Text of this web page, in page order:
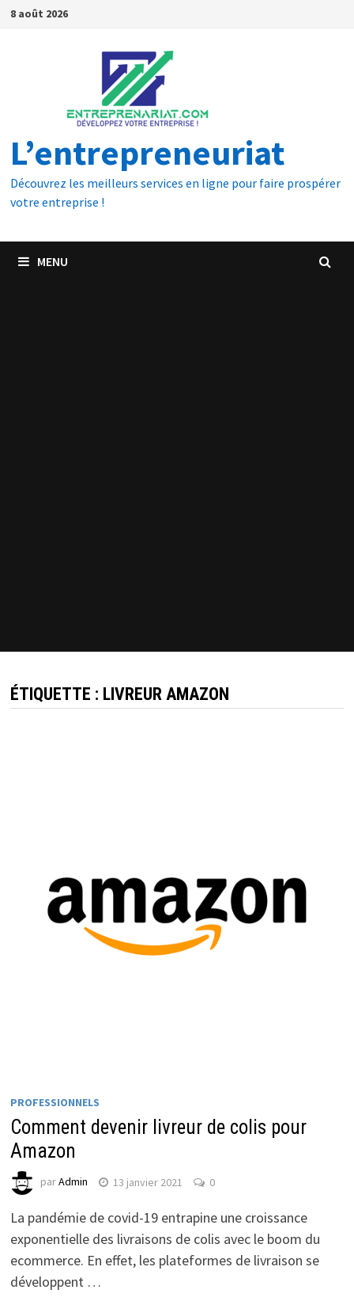
8 août 2026
L’entrepreneuriat
Découvrez les meilleurs services en ligne pour faire prospérer
votre entreprise !
MENU
ÉTIQUETTE : LIVREUR AMAZON
PROFESSIONNELS
Comment devenir livreur de colis pour
Amazon
parAdmin 13 janvier 2021 0
La pandémie de covid-19 entrapine une croissance
exponentielle des livraisons de colis avec le boom du
ecommerce. En effet, les plateformes de livraison se
développent …